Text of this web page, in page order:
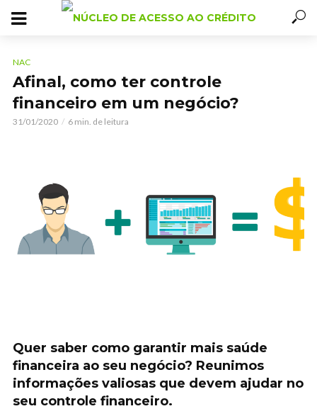
NAC
Afinal, como ter controle
financeiro em um negócio?
31/01/2020 6 min. de leitura
Quer saber como garantir mais saúde
financeira ao seu negócio? Reunimos
informações valiosas que devem ajudar no
seu controle financeiro.